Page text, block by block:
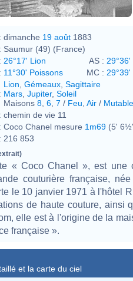
dimanche 19 août 1883
Saumur (49) (France)
26°17' Lion AS :
11°30' Poissons MC :
:
Lion Gémeaux Sagittaire
Mars Jupiter, Soleil
Maisons 8 6 7 / Feu Air / Mutable
: chemin de vie 11
Coco Chanel mesure 1m69 (5'
: 216 853
« Coco Chanel », est une
couturière française,
le 10 janvier 1971 à l'hôtel
de haute couture, ainsi
elle est à l'origine de la
française ».
et la carte du ciel